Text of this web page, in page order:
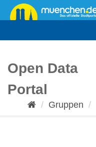
Überspringen
zum
Open Data
Portal
Gruppen